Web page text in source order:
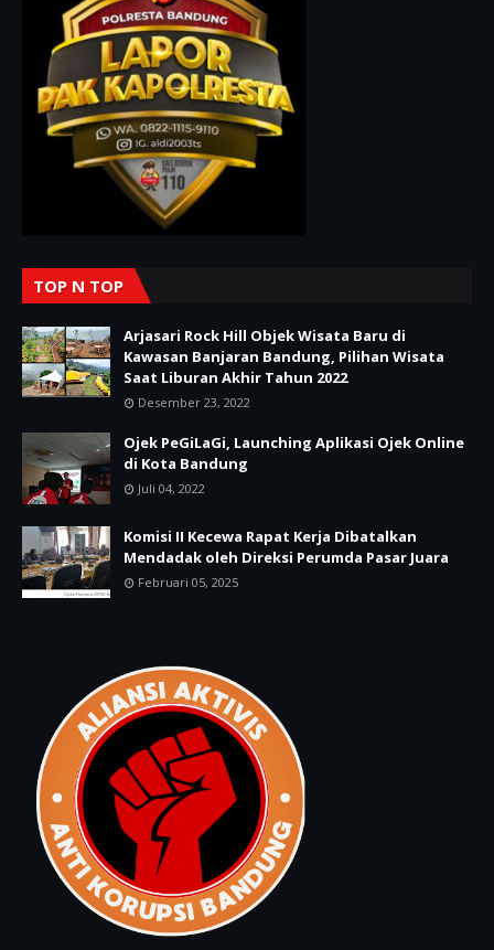
TOP N TOP
Arjasari Rock Hill Objek Wisata Baru di
Kawasan Banjaran Bandung, Pilihan Wisata
Saat Liburan Akhir Tahun 2022
Desember 23, 2022
Ojek PeGiLaGi, Launching Aplikasi Ojek Online
di Kota Bandung
Juli 04, 2022
Komisi II Kecewa Rapat Kerja Dibatalkan
Mendadak oleh Direksi Perumda Pasar Juara
Februari 05, 2025